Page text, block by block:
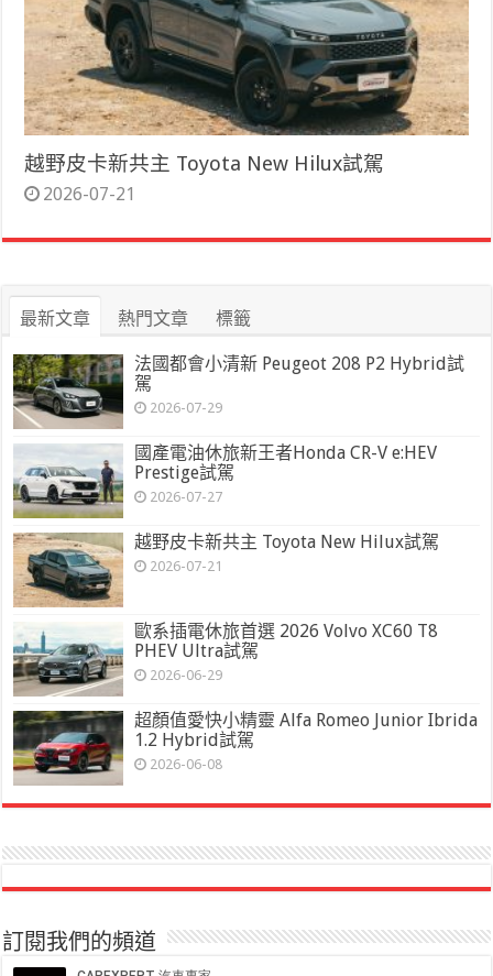
越野皮卡新共主 Toyota New Hilux試駕
2026-07-21
最新文章 熱門文章 標籤
法國都會小清新 Peugeot 208 P2 Hybrid試
駕
2026-07-29
國產電油休旅新王者Honda CR-V e:HEV
Prestige試駕
2026-07-27
越野皮卡新共主 Toyota New Hilux試駕
2026-07-21
歐系插電休旅首選 2026 Volvo XC60 T8
PHEV Ultra試駕
2026-06-29
超顏值愛快小精靈 Alfa Romeo Junior Ibrida
1.2 Hybrid試駕
2026-06-08
訂閱我們的頻道